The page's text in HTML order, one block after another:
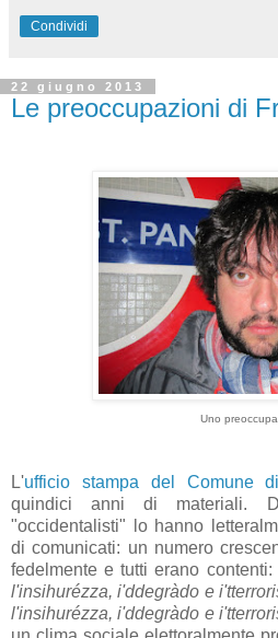
Condividi
22 giugno 2013
Le preoccupazioni di
Uno
L'ufficio stampa del Comune
quindici anni di materiali.
"occidentalisti" lo hanno
di comunicati: un numero
fedelmente e tutti erano
l'insihurézza, i'ddegràdo e
l'insihurézza, i'ddegràdo e